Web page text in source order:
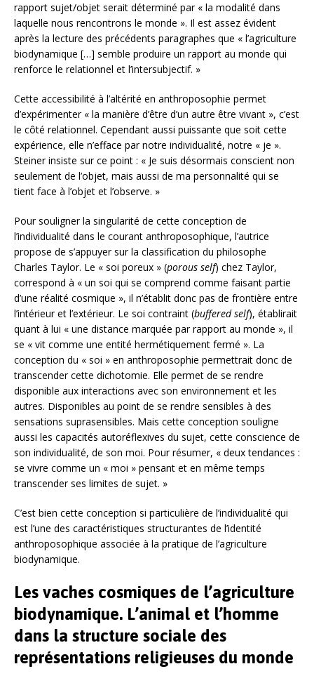
rapport sujet/objet serait déterminé par « la modalité dans
laquelle nous rencontrons le monde ». Il est assez évident
après la lecture des précédents paragraphes que « l’agriculture
biodynamique […] semble produire un rapport au monde qui
renforce le relationnel et l’intersubjectif. »
Cette accessibilité à l’altérité en anthroposophie permet
d’expérimenter « la manière d’être d’un autre être vivant », c’est
le côté relationnel. Cependant aussi puissante que soit cette
expérience, elle n’efface par notre individualité, notre « je ».
Steiner insiste sur ce point : « Je suis désormais conscient non
seulement de l’objet, mais aussi de ma personnalité qui se
tient face à l’objet et l’observe. »
Pour souligner la singularité de cette conception de
l’individualité dans le courant anthroposophique, l’autrice
propose de s’appuyer sur la classification du philosophe
Charles Taylor. Le « soi poreux » (porous self) chez Taylor,
correspond à « un soi qui se comprend comme faisant partie
d’une réalité cosmique », il n’établit donc pas de frontière entre
l’intérieur et l’extérieur. Le soi contraint (buffered self), établirait
quant à lui « une distance marquée par rapport au monde », il
se « vit comme une entité hermétiquement fermé ». La
conception du « soi » en anthroposophie permettrait donc de
transcender cette dichotomie. Elle permet de se rendre
disponible aux interactions avec son environnement et les
autres. Disponibles au point de se rendre sensibles à des
sensations suprasensibles. Mais cette conception souligne
aussi les capacités autoréflexives du sujet, cette conscience de
son individualité, de son moi. Pour résumer, « deux tendances :
se vivre comme un « moi » pensant et en même temps
transcender ses limites de sujet. »
C’est bien cette conception si particulière de l’individualité qui
est l’une des caractéristiques structurantes de l’identité
anthroposophique associée à la pratique de l’agriculture
biodynamique.
Les vaches cosmiques de l’agriculture
biodynamique. L’animal et l’homme
dans la structure sociale des
représentations religieuses du monde